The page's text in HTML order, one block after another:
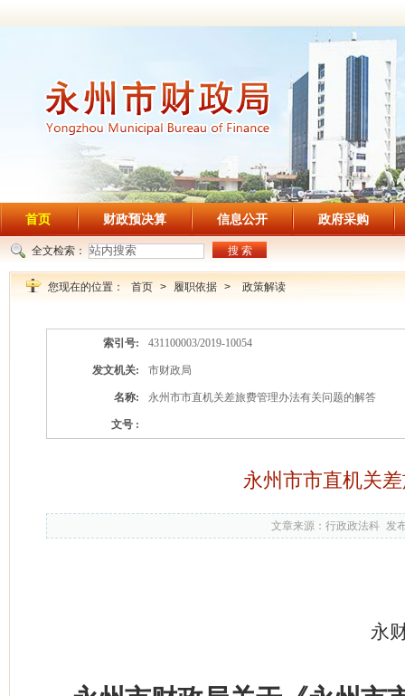
首页 财政预决算 信息公开 政府采购
搜 索
全文检索：
您现在的位置： 首页 > 履职依据 > 政策解读
索引号: 431100003/2019-10054
发文机关: 市财政局
名称: 永州市市直机关差旅费管理办法有关问题的解答
文号 :
永州市市直机关
文章来源：行政政法科 发
永